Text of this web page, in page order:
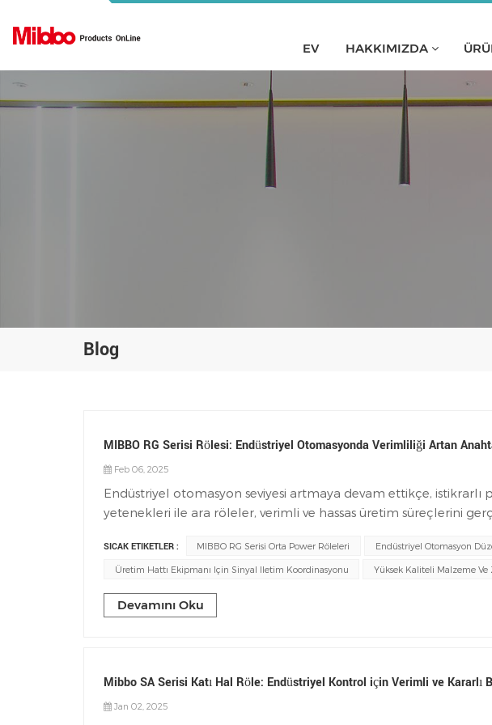
EV HAKKIMIZDA
Blog
MIBBO RG Serisi Rölesi: Endüstriyel Otomasyonda Verimliliği Artan
Feb 06, 2025
Endüstriyel otomasyon seviyesi artmaya devam ettikçe, istikrarlı
yetenekleri ile ara röleler, verimli ve hassas üretim süreçlerini
anahtarlama işlemlerine dayanamazlar, aynı zamanda sistemin
için devreleri etkili bir şekilde izole edemezler. Mibbo RG Serisi
malzemeleri, zarif işçiliği ve mükemmel performansları
kullanılmaktadır. Ürün özellikleri01 Çevre Dostu Kabuk,
olmayan, daha kararlı bir çalışma taşıyabilir. Daha uzun hizmet
durumu görselleştirmeRöleyin kullanımını belirlemek için
SICAK ETIKETLER : MIBBO RG Serisi Orta Power Röleleri Endüstriyel Otomasyon
Üretim Hattı Ekipmanı Için Sinyal Iletim Koordinasyonu Yüksek Kaliteli Malzeme Ve
Devamını Oku
Mibbo SA Serisi Katı Hal Röle: Endüstriyel Kontrol için Verimli ve Kararlı
Jan 02, 2025